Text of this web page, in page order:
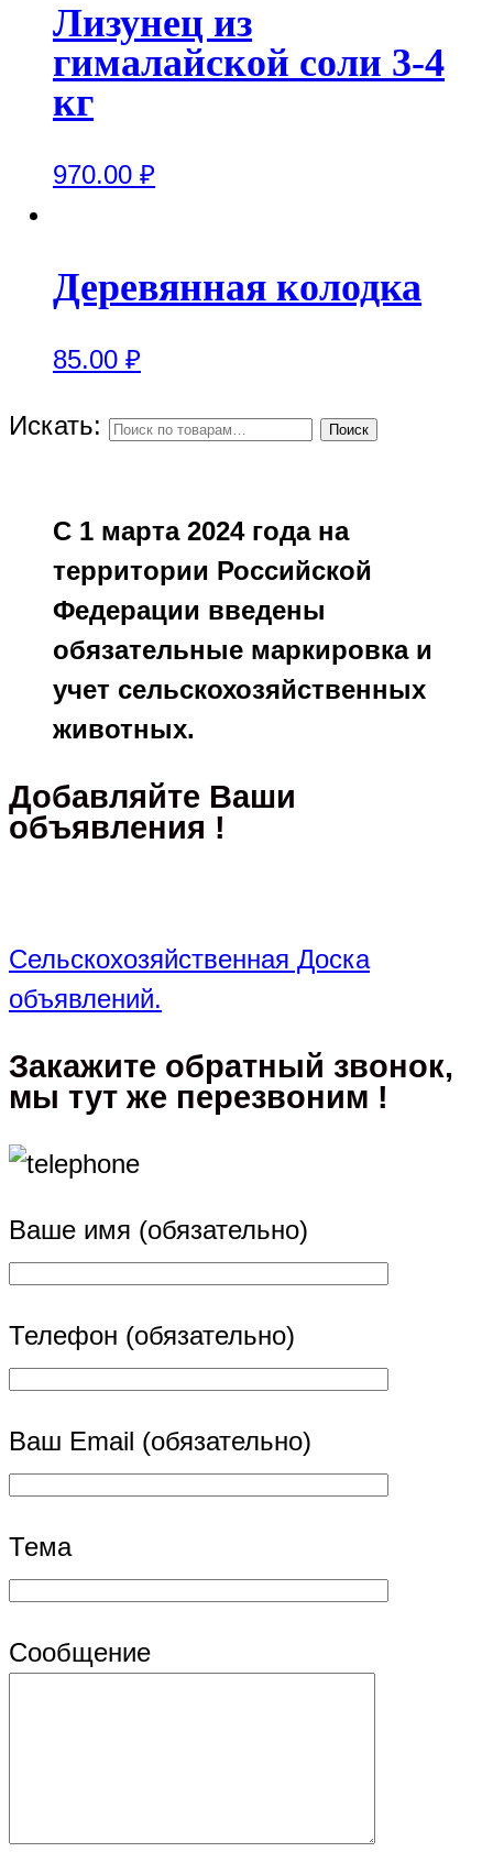
Лизунец из
гималайской соли 3-4
кг
970.00 ₽
Деревянная колодка
85.00 ₽
Искать: Поиск
С 1 марта 2024 года на
территории Российской
Федерации введены
обязательные маркировка и
учет сельскохозяйственных
животных.
Добавляйте Ваши
объявления !
Сельскохозяйственная Доска
объявлений.
Закажите обратный звонок,
мы тут же перезвоним !
Ваше имя (обязательно)
Телефон (обязательно)
Ваш Email (обязательно)
Тема
Сообщение